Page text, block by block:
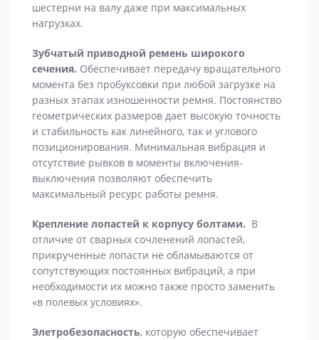
шестерни на валу даже при максимальных
нагрузках.
Зубчатый приводной ремень широкого
сечения. Обеспечивает передачу вращательного
момента без пробуксовки при любой загрузке на
разных этапах изношенности ремня. Постоянство
геометрических размеров дает высокую точность
и стабильность как линейного, так и углового
позиционирования. Минимальная вибрация и
отсутствие рывков в моменты включения-
выключения позволяют обеспечить
максимальный ресурс работы ремня.
Крепление лопастей к корпусу болтами. В
отличие от сварных сочленений лопастей,
прикрученные лопасти не обламываются от
сопутствующих постоянных вибраций, а при
необходимости их можно также просто заменить
«в полевых условиях».
Элетробезопасность, которую обеспечивает